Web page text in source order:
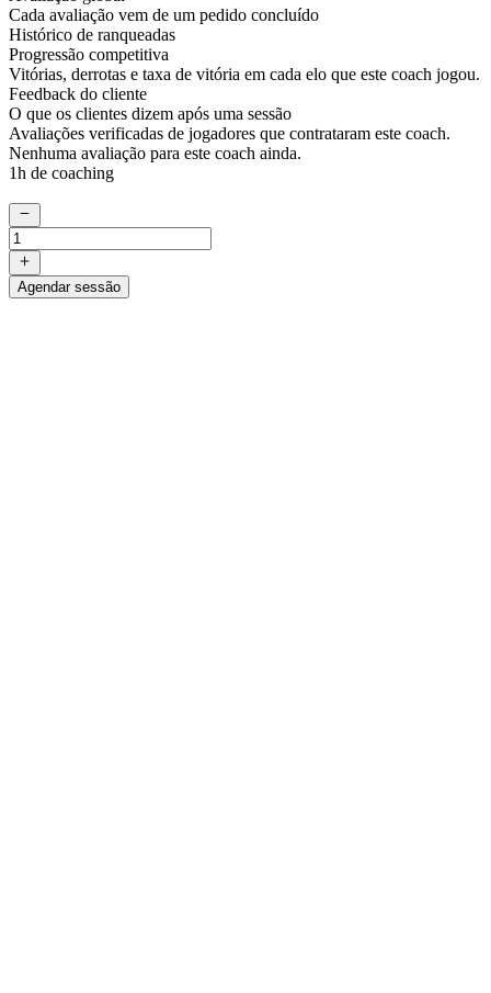
Cada avaliação vem de um pedido concluído
Histórico de ranqueadas
Progressão competitiva
Vitórias, derrotas e taxa de vitória em cada elo que este coach jogou.
Feedback do cliente
O que os clientes dizem após uma sessão
Avaliações verificadas de jogadores que contrataram este coach.
Nenhuma avaliação para este coach ainda.
1h de coaching
Agendar sessão